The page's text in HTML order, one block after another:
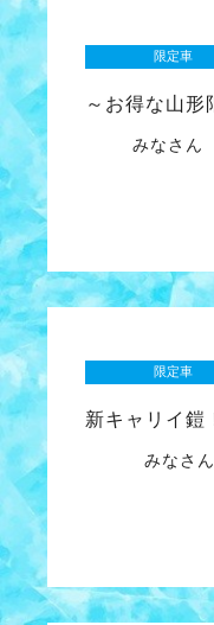
限定車
～お得な山形
みなさん こ
限定車
新キャリイ鎧
みなさん